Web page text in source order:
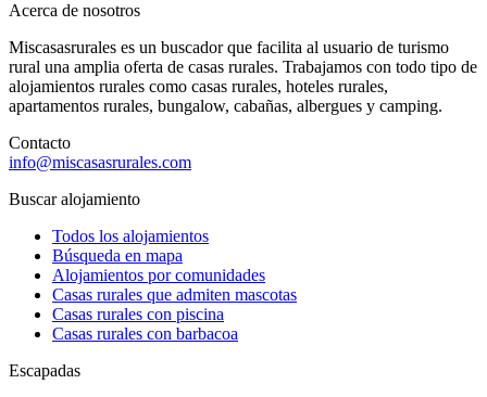
Acerca de nosotros
Miscasasrurales es un buscador que facilita al usuario de turismo
rural una amplia oferta de casas rurales. Trabajamos con todo tipo de
alojamientos rurales como casas rurales, hoteles rurales,
apartamentos rurales, bungalow, cabañas, albergues y camping.
Contacto
info@miscasasrurales.com
Buscar alojamiento
Todos los alojamientos
Búsqueda en mapa
Alojamientos por comunidades
Casas rurales que admiten mascotas
Casas rurales con piscina
Casas rurales con barbacoa
Escapadas